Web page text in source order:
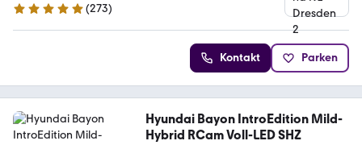
4.9 Sterne
(273)
Kontakt Parken
Hyundai Bayon IntroEdition Mild-
Hybrid RCam Voll-LED SHZ